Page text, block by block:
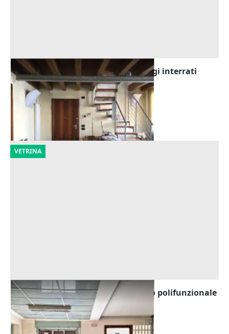
Asta Ufficio piano primo e parcheggi interrati
Arzignano (Vicenza)
Offerta minima
66.240 €
VETRINA
Asta Blocco uffici pubblici in edifico polifunzionale
Rovigo (Rovigo)
Offerta minima
92.193 €